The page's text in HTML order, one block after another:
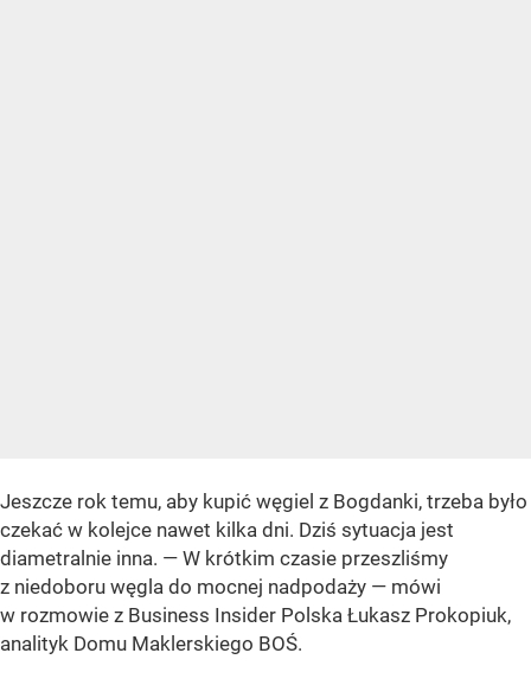
Jeszcze rok temu, aby kupić węgiel z Bogdanki, trzeba było
czekać w kolejce nawet kilka dni. Dziś sytuacja jest
diametralnie inna. — W krótkim czasie przeszliśmy
z niedoboru węgla do mocnej nadpodaży — mówi
w rozmowie z Business Insider Polska Łukasz Prokopiuk,
analityk Domu Maklerskiego BOŚ.